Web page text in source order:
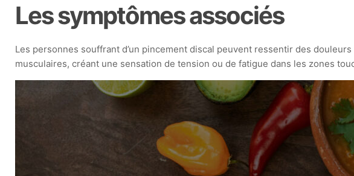
Les symptômes associés
Les personnes souffrant d’un pincement discal peuvent ressentir des
musculaires, créant une sensation de tension ou de fatigue dans les zones